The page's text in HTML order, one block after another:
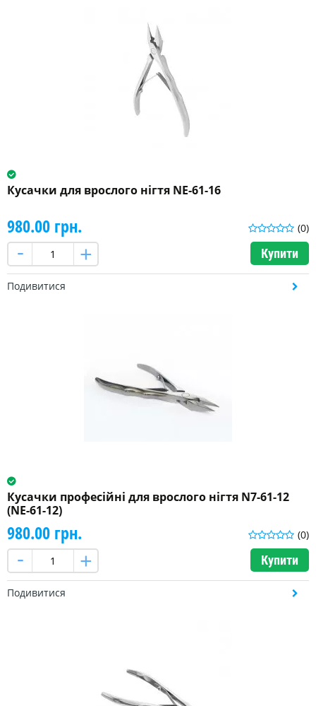
Кусачки для врослого нігтя NE-61-16
(0)
980.00 грн.
Купити
Подивитися
Кусачки професійні для врослого нігтя N7-61-12
(NE-61-12)
(0)
980.00 грн.
Купити
Подивитися